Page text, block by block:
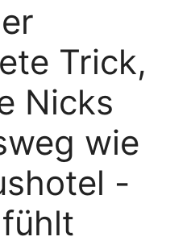
Trick,
Nicks
wie
-